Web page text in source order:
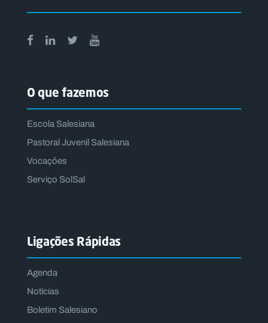
O que fazemos
Escola Salesiana
Pastoral Juvenil Salesiana
Vocações
Serviço SolSal
Ligações Rápidas
Agenda
Notícias
Boletim Salesiano